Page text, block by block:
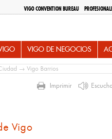
VIGO CONVENTION BUREAU
VIGO DE NEGOCIOS
→ Vigo Barrios
Imprimir
Vigo